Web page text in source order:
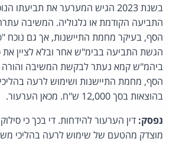
בשנת 2023 הגיש המערער את
התביעה הקודמת או גלגוליה. המשיבה
הסף, בעיקר מחמת התיישנות, אך גם נוכח
הגשת התביעה בבימ"ש אחר ובלא לציין את
ביהמ"ש קמא נעתר לבקשת המשיבה והורה
הסף, מחמת התיישנות ושימוש לרעה
בהוצאות בסך 12,000 ש"ח. מכאן הערעור.
נפסק: דין הערעור להידחות. די בכך כי
מוצדק מהטעם של שימוש לרעה בהליכי